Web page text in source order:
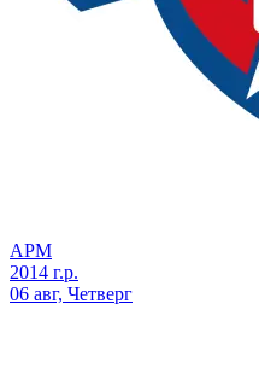
АРМ
2014 г.р.
06 авг, Четверг